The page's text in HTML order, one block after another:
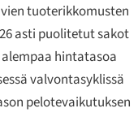
tuoterikkomusten
asti puolitetut sakot
hintatasoa
valvontasyklissä
pelotevaikutuksen